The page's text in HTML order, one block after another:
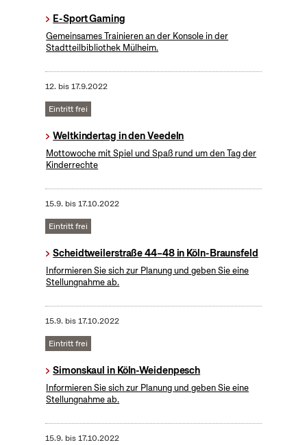
E-Sport Gaming
Gemeinsames Trainieren an der Konsole in der
Stadtteilbibliothek Mülheim.
12. bis17.9.2022
Eintritt frei
Weltkindertag in den Veedeln
Mottowoche mit Spiel und Spaß rund um den Tag der
Kinderrechte
15.9. bis17.10.2022
Eintritt frei
Scheidtweilerstraße 44–48 in Köln-Braunsfeld
Informieren Sie sich zur Planung und geben Sie eine
Stellungnahme ab.
15.9. bis17.10.2022
Eintritt frei
Simonskaul in Köln-Weidenpesch
Informieren Sie sich zur Planung und geben Sie eine
Stellungnahme ab.
15.9. bis17.10.2022